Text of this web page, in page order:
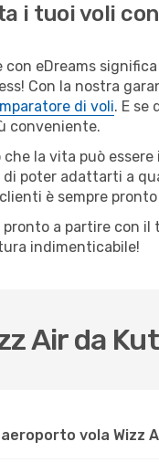
i tuoi voli
con eDreams
Con la nostra
di voli. E se
conveniente.
che la vita può
poter adattarti a
è sempre
pronto a partire con il
indimenticabile!
Air da
vola Wizz